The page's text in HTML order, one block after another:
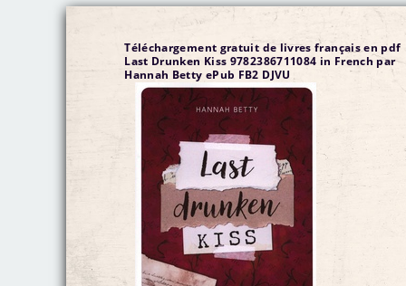
Téléchargement gratuit de livres français en pdf
Last Drunken Kiss 9782386711084 in French par
Hannah Betty ePub FB2 DJVU